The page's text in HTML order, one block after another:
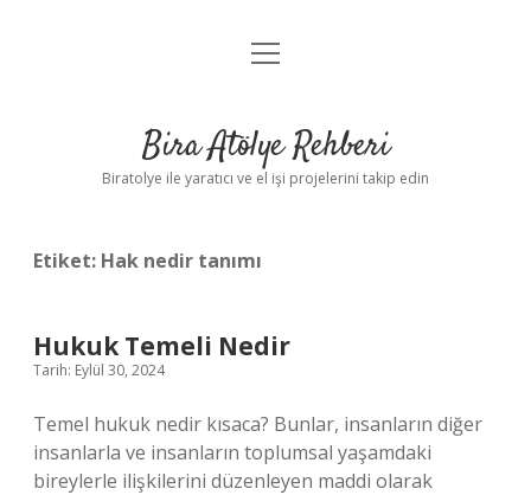
Anasayfa
Yasal Uyarı
menüyü
Bira Atölye Rehberi
Biratolye ile yaratıcı ve el işi projelerini takip edin
Etiket: Hak nedir tanımı
Hukuk Temeli Nedir
Tarih: Eylül 30, 2024
Temel hukuk nedir kısaca? Bunlar, insanların diğer
insanlarla ve insanların toplumsal yaşamdaki
bireylerle ilişkilerini düzenleyen maddi olarak